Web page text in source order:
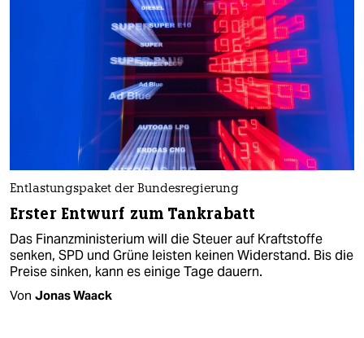
Entlastungspaket der Bundesregierung
Erster Entwurf zum Tankrabatt
Das Finanzministerium will die Steuer auf Kraftstoffe
senken, SPD und Grüne leisten keinen Widerstand. Bis die
Preise sinken, kann es einige Tage dauern.
Von Jonas Waack